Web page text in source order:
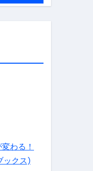
貴騎 切り抜き 会社員
わる！
ックス)